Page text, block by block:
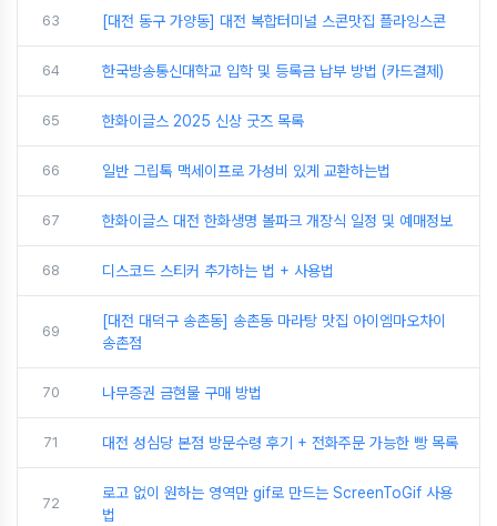
63 [대전 동구 가양동] 대전 복합터미널 스콘맛집 플라잉스콘
64 한국방송통신대학교 입학 및 등록금 납부 방법 (카드결제)
65 한화이글스 2025 신상 굿즈 목록
66 일반 그립톡 맥세이프로 가성비 있게 교환하는법
67 한화이글스 대전 한화생명 볼파크 개장식 일정 및 예매정보
68 디스코드 스티커 추가하는 법 + 사용법
69
[대전 대덕구 송촌동] 송촌동 마라탕 맛집 아이엠마오차이
송촌점
70 나무증권 금현물 구매 방법
71 대전 성심당 본점 방문수령 후기 + 전화주문 가능한 빵 목록
72
로고 없이 원하는 영역만 gif로 만드는 ScreenToGif 사용
법